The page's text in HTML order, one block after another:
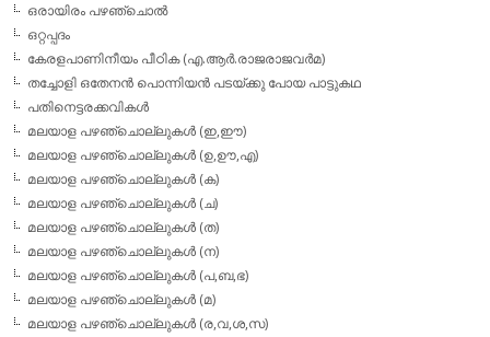
ഒരായിരം പഴഞ്ചൊല്‍
ഒറ്റപ്പദം
കേരളപാണിനീയം പീഠിക (എ.ആര്‍.രാജരാജവര്‍മ)
തച്ചോളി ഒതേനൻ പൊന്നിയൻ പടയ്‌ക്കു പോയ പാട്ടുകഥ
പതിനെട്ടരക്കവികള്‍
മലയാള പഴഞ്ചൊല്ലുകള്‍ (ഇ,ഈ)
മലയാള പഴഞ്ചൊല്ലുകള്‍ (ഉ,ഊ,എ)
മലയാള പഴഞ്ചൊല്ലുകള്‍ (ക)
മലയാള പഴഞ്ചൊല്ലുകള്‍ (ച)
മലയാള പഴഞ്ചൊല്ലുകള്‍ (ത)
മലയാള പഴഞ്ചൊല്ലുകള്‍ (ന)
മലയാള പഴഞ്ചൊല്ലുകള്‍ (പ,ബ,ഭ)
മലയാള പഴഞ്ചൊല്ലുകള്‍ (മ)
മലയാള പഴഞ്ചൊല്ലുകള്‍ (ര,വ,ശ,സ)